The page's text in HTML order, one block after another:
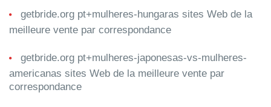
getbride.org pt+mulheres-hungaras sites Web de la
meilleure vente par correspondance
getbride.org pt+mulheres-japonesas-vs-mulheres-
americanas sites Web de la meilleure vente par
correspondance